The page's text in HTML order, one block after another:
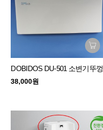
DOBIDOS DU-501 소변기뚜껑
38,000원